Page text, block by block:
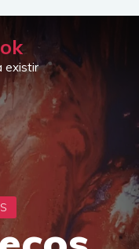
existir